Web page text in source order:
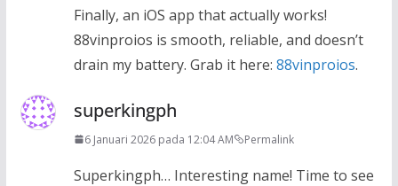
Finally, an iOS app that actually works!
88vinproios is smooth, reliable, and doesn’t
drain my battery. Grab it here: 88vinproios.
superkingph
6 Januari 2026 pada 12:04 AM Permalink
Superkingph… Interesting name! Time to see